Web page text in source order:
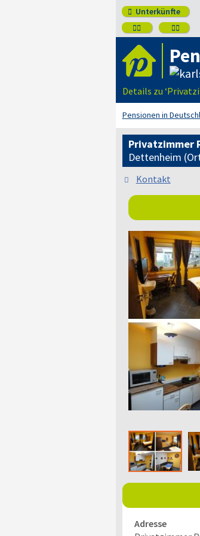
 Unterkünfte
 
Details zu
Pensionen in
Privatzimmer
Dettenheim
Kontakt
Adresse